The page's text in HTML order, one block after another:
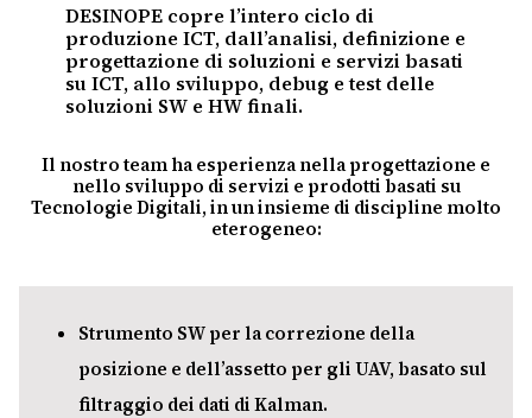
DESINOPE copre l’intero ciclo di
produzione ICT, dall’analisi, definizione e
progettazione di soluzioni e servizi basati
su ICT, allo sviluppo, debug e test delle
soluzioni SW e HW finali.
Il nostro team ha esperienza nella progettazione e
nello sviluppo di servizi e prodotti basati su
Tecnologie Digitali, in un insieme di discipline molto
eterogeneo:
Strumento SW per la correzione della
posizione e dell’assetto per gli UAV, basato sul
filtraggio dei dati di Kalman.